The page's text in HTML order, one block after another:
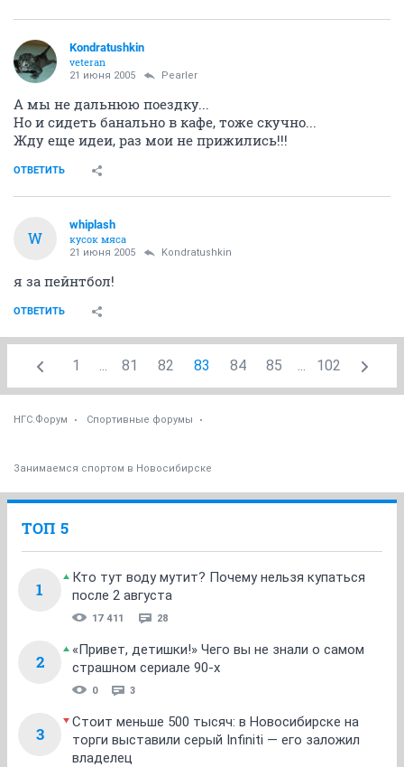
Kondratushkin
veteran
21 июня 2005 Pearler
А мы не дальнюю поездку...
Но и сидеть банально в кафе, тоже скучно...
Жду еще идеи, раз мои не прижились!!!
ОТВЕТИТЬ
W
whiplash
кусок мяса
21 июня 2005 Kondratushkin
я за пейнтбол!
ОТВЕТИТЬ
1 ... 81 82 83 84 85 ... 102
НГС.Форум Спортивные форумы
Занимаемся спортом в Новосибирске
ТОП 5
1
Кто тут воду мутит? Почему нельзя купаться
после 2 августа
17 411 28
2
«Привет, детишки!» Чего вы не знали о самом
страшном сериале 90-х
0 3
3
Стоит меньше 500 тысяч: в Новосибирске на
торги выставили серый Infiniti — его заложил
владелец